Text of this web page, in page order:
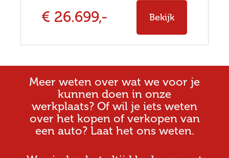
€ 26.699,- Bekijk
Meer weten over wat we voor je
kunnen doen in onze
werkplaats? Of wil je iets weten
over het kopen of verkopen van
een auto? Laat het ons weten.